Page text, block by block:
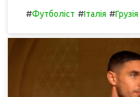
#Футболіст #Італія #